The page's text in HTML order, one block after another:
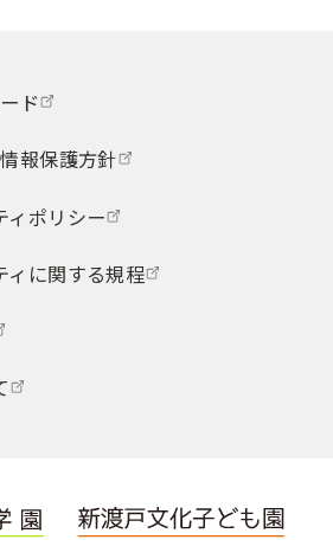
ド
報保護方針
ィポリシー
ィに関する規程